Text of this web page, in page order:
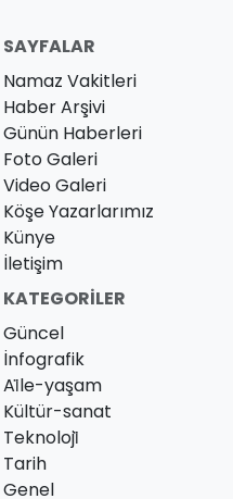
SAYFALAR
Namaz Vakitleri
Haber Arşivi
Günün Haberleri
Foto Galeri
Video Galeri
Köşe Yazarlarımız
Künye
İletişim
KATEGORILER
Güncel
İnfografik
Ai̇le-yaşam
Kültür-sanat
Teknoloji̇
Tarih
Genel